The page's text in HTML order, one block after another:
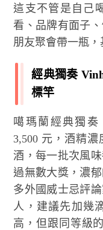
這支不管是自己
看、品牌有面子
朋友聚會帶一瓶，
經典獨奏
標竿
噶瑪蘭經典獨奏
3,500 元，酒精
酒，每一批次風
過無數大獎，濃
多外國威士忌評
人，建議先加幾
高，但跟同等級